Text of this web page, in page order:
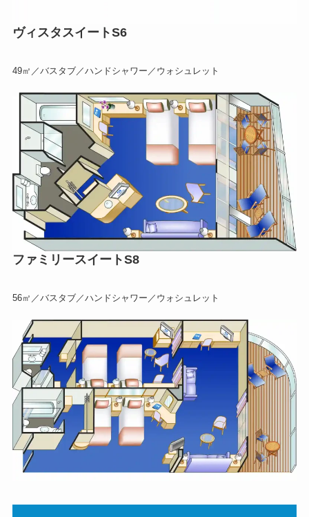
ヴィスタスイートS6
49㎡／バスタブ／ハンドシャワー／ウォシュレット
ファミリースイートS8
56㎡／バスタブ／ハンドシャワー／ウォシュレット